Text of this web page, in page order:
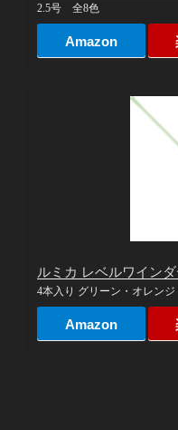
2.5号 全8色
Amazon
ルミカ レベルワイン
4本入り グリーン・オレンジ
Amazon